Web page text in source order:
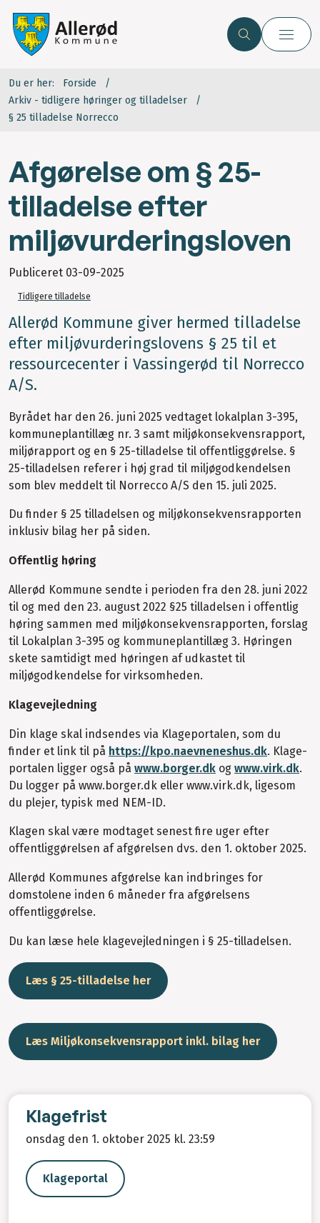
Du er her:
Forside
Arkiv - tidligere høringer og tilladelser
§ 25 tilladelse Norrecco
Afgørelse om § 25-
tilladelse efter
miljøvurderingsloven
Publiceret 03-09-2025
Tidligere tilladelse
Allerød Kommune giver hermed tilladelse
efter miljøvurderingslovens § 25 til et
ressourcecenter i Vassingerød til Norrecco
A/S.
Byrådet har den 26. juni 2025 vedtaget lokalplan 3-395,
kommuneplantillæg nr. 3 samt miljøkonsekvensrapport,
miljørapport og en § 25-tilladelse til offentliggørelse. §
25-tilladelsen referer i høj grad til miljøgodkendelsen
som blev meddelt til Norrecco A/S den 15. juli 2025.
Du finder § 25 tilladelsen og miljøkonsekvensrapporten
inklusiv bilag her på siden.
Offentlig høring
Allerød Kommune sendte i perioden fra den 28. juni 2022
til og med den 23. august 2022 §25 tilladelsen i offentlig
høring sammen med miljøkonsekvensrapporten, forslag
til Lokalplan 3-395 og kommuneplantillæg 3. Høringen
skete samtidigt med høringen af udkastet til
miljøgodkendelse for virksomheden.
Klagevejledning
Din klage skal indsendes via Klageportalen, som du
finder et link til på https://kpo.naevneneshus.dk. Klage-
portalen ligger også på www.borger.dk og www.virk.dk.
Du logger på www.borger.dk eller www.virk.dk, ligesom
du plejer, typisk med NEM-ID.
Klagen skal være modtaget senest fire uger efter
offentliggørelsen af afgørelsen dvs. den 1. oktober 2025.
Allerød Kommunes afgørelse kan indbringes for
domstolene inden 6 måneder fra afgørelsens
offentliggørelse.
Du kan læse hele klagevejledningen i § 25-tilladelsen.
Læs § 25-tilladelse her
Læs Miljøkonsekvensrapport inkl. bilag her
Klagefrist
onsdag den 1. oktober 2025 kl. 23:59
Klageportal